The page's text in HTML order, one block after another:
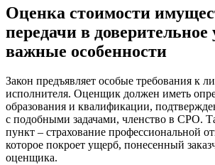
Оценка стоимости
передачи в доверительное
важные особенности
Закон предъявляет особые требования к
исполнителя. Оценщик должен иметь
образования и квалификации,
с подобными задачами, членство в СРО.
пункт – страхование профессиональной
которое покроет ущерб, понесенный
оценщика.
Волосово
Волхов
Вольск
Воркута
Воскресенск
Воткинск
Всеволожск
Выборг
Выкса